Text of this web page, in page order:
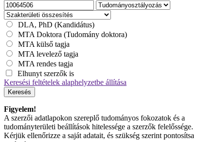
DLA, PhD (Kandidátus)
MTA Doktora (Tudomány doktora)
MTA külső tagja
MTA levelező tagja
MTA rendes tagja
Elhunyt szerzők is
Keresési feltételek alaphelyzetbe állítása
Keresés
Figyelem!
A szerzői adatlapokon szereplő tudományos fokozatok és a
tudományterületi beállítások hitelessége a szerzők felelőssége.
Kérjük ellenőrizze a saját adatait, és szükség szerint pontosítsa